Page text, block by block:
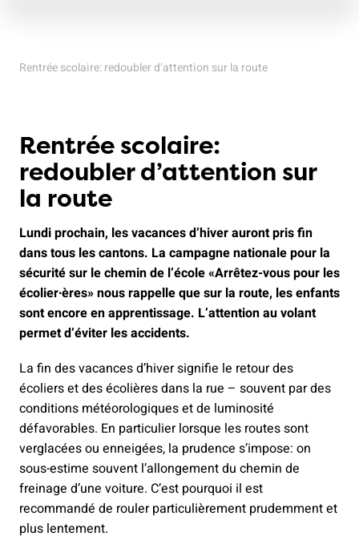
Rentrée scolaire: redoubler d’attention sur la route
Rentrée scolaire:
redoubler d’attention sur
la route
Lundi prochain, les vacances d’hiver auront pris fin
dans tous les cantons. La campagne nationale pour la
sécurité sur le chemin de l’école «Arrêtez-vous pour les
écolier∙ères» nous rappelle que sur la route, les enfants
sont encore en apprentissage. L’attention au volant
permet d’éviter les accidents.
La fin des vacances d’hiver signifie le retour des
écoliers et des écolières dans la rue – souvent par des
conditions météorologiques et de luminosité
défavorables. En particulier lorsque les routes sont
verglacées ou enneigées, la prudence s’impose: on
sous-estime souvent l’allongement du chemin de
freinage d’une voiture. C’est pourquoi il est
recommandé de rouler particulièrement prudemment et
plus lentement.